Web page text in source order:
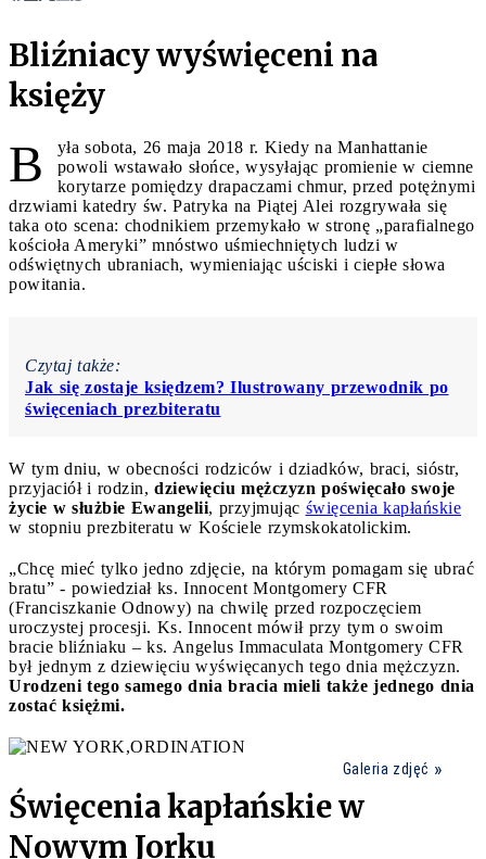
Bliźniacy wyświęceni na
księży
B
yła sobota, 26 maja 2018 r. Kiedy na Manhattanie
powoli wstawało słońce, wysyłając promienie w ciemne
korytarze pomiędzy drapaczami chmur, przed potężnymi
drzwiami katedry św. Patryka na Piątej Alei rozgrywała się
taka oto scena: chodnikiem przemykało w stronę „parafialnego
kościoła Ameryki” mnóstwo uśmiechniętych ludzi w
odświętnych ubraniach, wymieniając uściski i ciepłe słowa
powitania.
Czytaj także:
Jak się zostaje księdzem? Ilustrowany przewodnik po
święceniach prezbiteratu
W tym dniu, w obecności rodziców i dziadków, braci, sióstr,
przyjaciół i rodzin, dziewięciu mężczyzn poświęcało swoje
życie w służbie Ewangelii, przyjmując święcenia kapłańskie
w stopniu prezbiteratu w Kościele rzymskokatolickim.
„Chcę mieć tylko jedno zdjęcie, na którym pomagam się ubrać
bratu” - powiedział ks. Innocent Montgomery CFR
(Franciszkanie Odnowy) na chwilę przed rozpoczęciem
uroczystej procesji. Ks. Innocent mówił przy tym o swoim
bracie bliźniaku – ks. Angelus Immaculata Montgomery CFR
był jednym z dziewięciu wyświęcanych tego dnia mężczyzn.
Urodzeni tego samego dnia bracia mieli także jednego dnia
zostać księżmi.
Galeria zdjęć
Święcenia kapłańskie w
Nowym Jorku